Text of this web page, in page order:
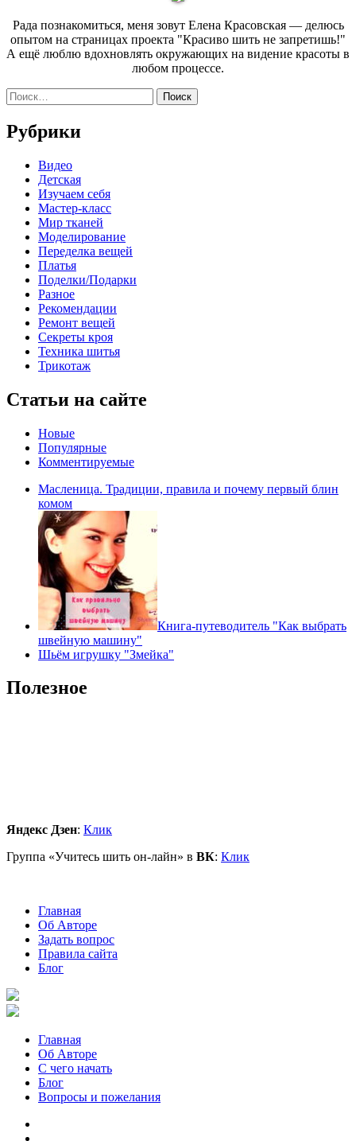
Рада познакомиться, меня зовут Елена Красовская — делюсь
опытом на страницах проекта "Красиво шить не запретишь!"
А ещё люблю вдохновлять окружающих на видение красоты в
любом процессе.
Найти:
Рубрики
Видео
Детская
Изучаем себя
Мастер-класс
Мир тканей
Моделирование
Переделка вещей
Платья
Поделки/Подарки
Разное
Рекомендации
Ремонт вещей
Секреты кроя
Техника шитья
Трикотаж
Статьи на сайте
Новые
Популярные
Комментируемые
Масленица. Традиции, правила и почему первый блин
комом
Книга-путеводитель "Как выбрать
швейную машину"
Шьём игрушку "Змейка"
Полезное
Яндекс Дзен: Клик
Группа «Учитесь шить он-лайн» в ВК: Клик
Главная
Об Авторе
Задать вопрос
Правила сайта
Блог
Главная
Об Авторе
С чего начать
Блог
Вопросы и пожелания